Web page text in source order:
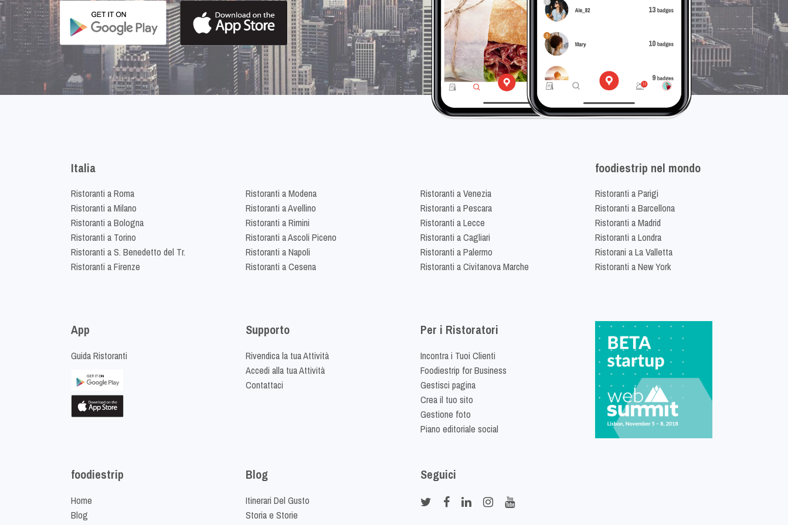
Italia
Ristoranti a Roma
Ristoranti a Milano
Ristoranti a Bologna
Ristoranti a Torino
Ristoranti a S. Benedetto del Tr.
Ristoranti a Firenze
Ristoranti a Modena
Ristoranti a Avellino
Ristoranti a Rimini
Ristoranti a Ascoli Piceno
Ristoranti a Napoli
Ristoranti a Cesena
Ristoranti a Venezia
Ristoranti a Pescara
Ristoranti a Lecce
Ristoranti a Cagliari
Ristoranti a Palermo
Ristoranti a Civitanova Marche
foodiestrip nel mondo
Ristoranti a Parigi
Ristoranti a Barcellona
Ristoranti a Madrid
Ristoranti a Londra
Ristorani a La Valletta
Ristoranti a New York
App
Guida Ristoranti
Supporto
Rivendica la tua Attività
Accedi alla tua Attività
Contattaci
Per i Ristoratori
Incontra i Tuoi Clienti
Foodiestrip for Business
Gestisci pagina
Crea il tuo sito
Gestione foto
Piano editoriale social
foodiestrip
Home
Blog
Blog
Itinerari Del Gusto
Storia e Storie
Seguici